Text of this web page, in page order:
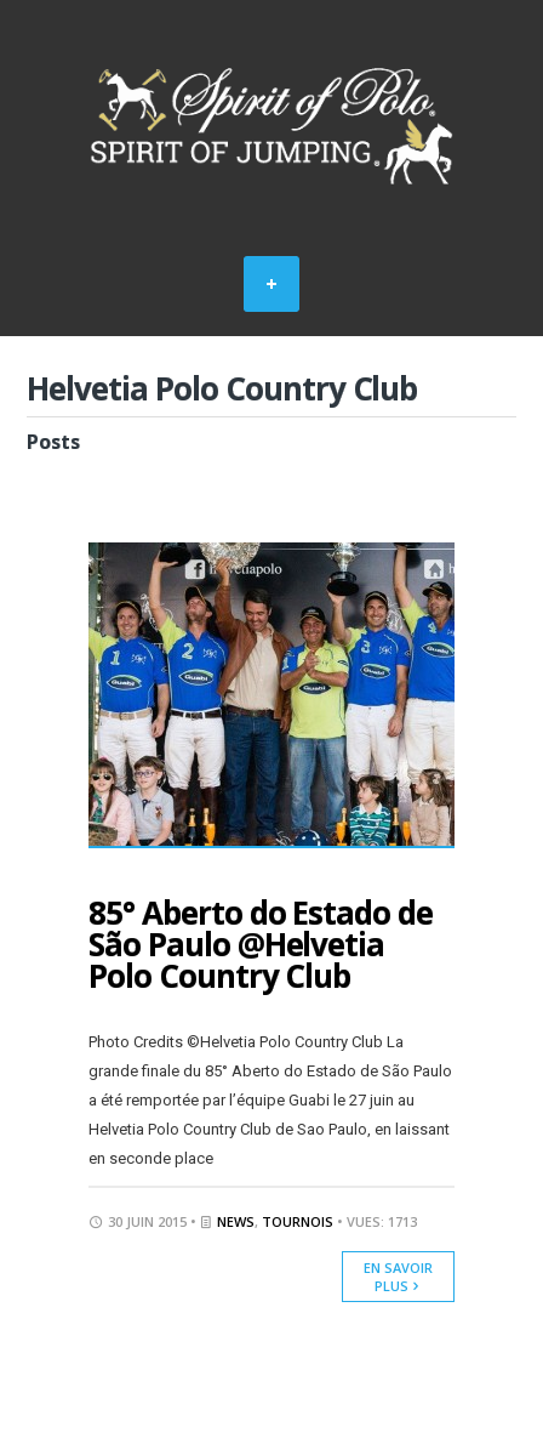
Helvetia Polo Country Club
Posts
85° Aberto do Estado de
São Paulo @Helvetia
Polo Country Club
Photo Credits ©Helvetia Polo Country Club La
grande finale du 85° Aberto do Estado de São Paulo
a été remportée par l’équipe Guabi le 27 juin au
Helvetia Polo Country Club de Sao Paulo, en laissant
en seconde place
30 JUIN 2015 • NEWS, TOURNOIS • VUES: 1713
EN SAVOIR
PLUS